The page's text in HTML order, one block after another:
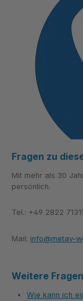
Fragen zu
Mit mehr als 30
persönlich.
Tel.: +49 2822
Mail: info@metav-
Weitere
Wie kann ich